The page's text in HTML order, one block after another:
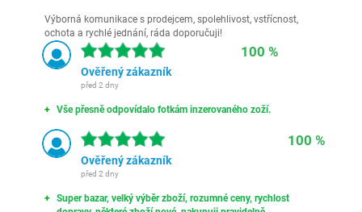
Výborná komunikace s prodejcem, spolehlivost, vstřícnost,
ochota a rychlé jednání, ráda doporučuji!
100 %
Ověřený zákazník
před 2 dny
Vše přesně odpovídalo fotkám inzerovaného zoží.
100 %
Ověřený zákazník
před 2 dny
Super bazar, velký výběr zboží, rozumné ceny, rychlost